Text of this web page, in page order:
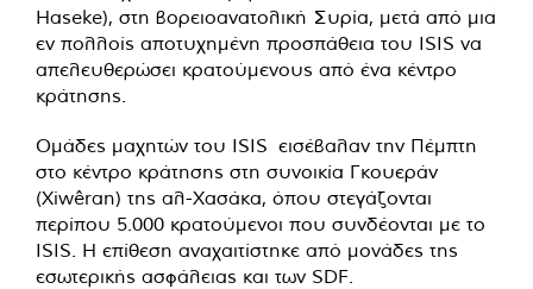
Haseke), στη βορειοανατολική Συρία, μετά από μια
εν πολλοίς αποτυχημένη προσπάθεια του ISIS να
απελευθερώσει κρατούμενους από ένα κέντρο
κράτησης.
Ομάδες μαχητών του ISIS εισέβαλαν την Πέμπτη
στο κέντρο κράτησης στη συνοικία Γκουεράν
(Xiwêran) της αλ-Χασάκα, όπου στεγάζονται
περίπου 5.000 κρατούμενοι που συνδέονται με το
ISIS. Η επίθεση αναχαιτίστηκε από μονάδες της
εσωτερικής ασφάλειας και των SDF.